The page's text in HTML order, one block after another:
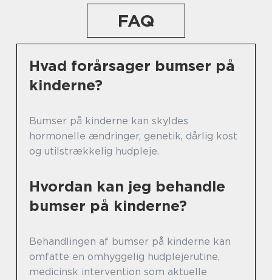
FAQ
Hvad forårsager bumser på
kinderne?
Bumser på kinderne kan skyldes
hormonelle ændringer, genetik, dårlig kost
og utilstrækkelig hudpleje.
Hvordan kan jeg behandle
bumser på kinderne?
Behandlingen af bumser på kinderne kan
omfatte en omhyggelig hudplejerutine,
medicinsk intervention som aktuelle